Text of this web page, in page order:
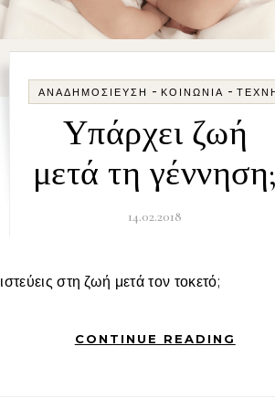
ΑΝΑΔΗΜΟΣΊΕΥΣΗ - ΚΟΙΝΩΝΊΑ -
Υπάρχει ζωή
μετά τη
14.02.2018
Πιστεύεις στη ζωή μετά τον τοκετό;
CONTINUE READING